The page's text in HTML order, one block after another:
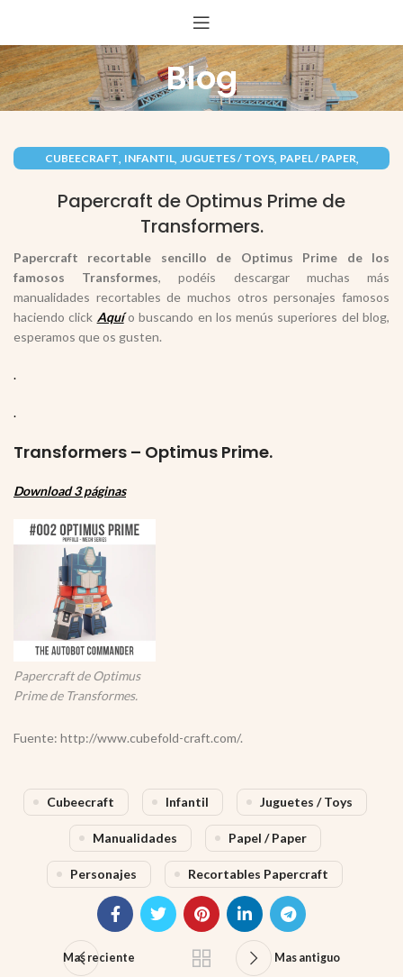
Blog
CUBEECRAFT, INFANTIL, JUGUETES / TOYS, PAPEL / PAPER,
Papercraft de Optimus Prime de
Transformers.
Papercraft recortable sencillo de Optimus Prime de los
famosos Transformes, podéis descargar muchas más
manualidades recortables de muchos otros personajes famosos
haciendo click Aquío buscando en los menús superiores del blog,
esperamos que os gusten.
.
.
Transformers – Optimus Prime.
Download 3 páginas
Papercraft de Optimus
Prime de Transformes.
Fuente: http://www.cubefold-craft.com/.
Cubeecraft Infantil Juguetes / Toys
Manualidades Papel / Paper
Personajes Recortables Papercraft
Mas reciente Mas antiguo